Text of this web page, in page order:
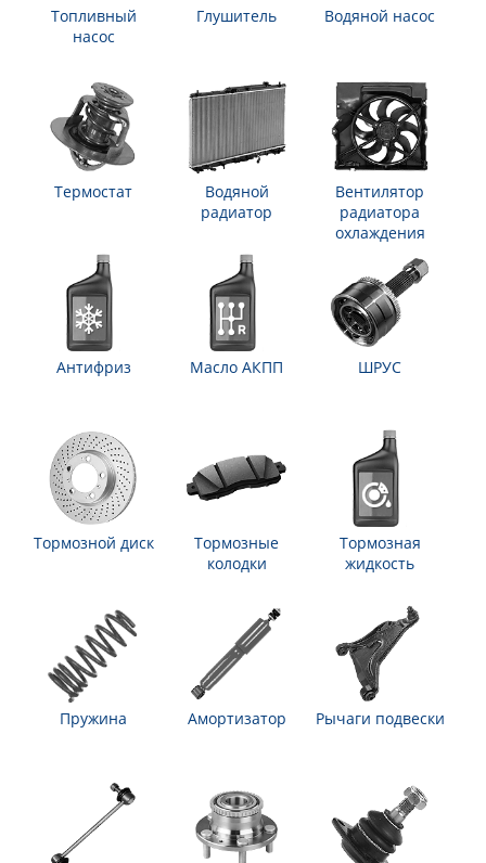
Топливный
насос
Глушитель Водяной насос
Термостат
Водяной
радиатор
Вентилятор
радиатора
охлаждения
Антифриз Масло АКПП ШРУС
Тормозной диск
Тормозные
колодки
Тормозная
жидкость
Пружина Амортизатор Рычаги подвески